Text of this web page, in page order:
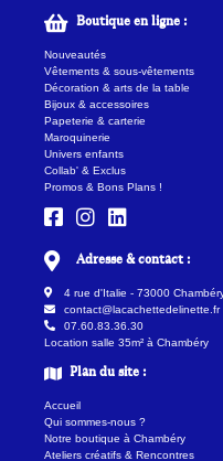
Boutique en ligne :
Nouveautés
Vêtements & sous-vêtements
Décoration & arts de la table
Bijoux & accessoires
Papeterie & carterie
Maroquinerie
Univers enfants
Collab' & Exclus
Promos & Bons Plans !
Adresse & contact :
4 rue d'Italie - 73000
contact@lacachettedelinette.fr
07.60.83.36.30
Location salle 35m² à Chambéry
Plan du site :
Accueil
Qui sommes-nous ?
Notre boutique à Chambéry
Ateliers créatifs & Rencontres